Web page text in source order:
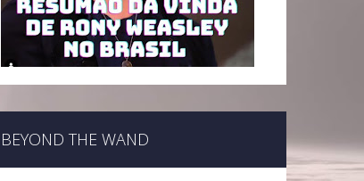
BEYOND THE WAND